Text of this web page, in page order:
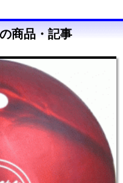
商品・記事